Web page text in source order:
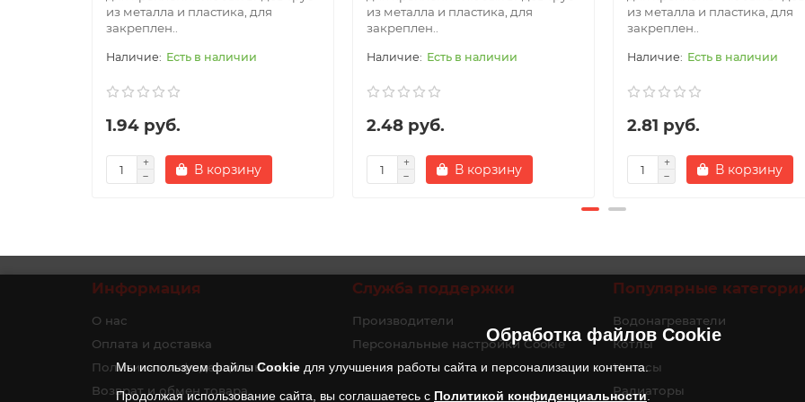
Обработка файлов Cookie
Мы используем файлыCookie для улучшения работы сайта и персонализации контента.
Продолжая использование сайта, вы соглашаетесь с Политикой конфиденциальности.
из металла и пластика, для
закреплен..
Есть в наличии
1.94 руб.
В корзину
из металла и пластика, для
закреплен..
Есть в наличии
2.48 руб.
В корзину
из металла и пластика, для
закреплен..
Есть в наличии
2.81 руб.
В корзину
Информация
О нас
Оплата и доставка
Политика конфиденциальности
Возврат и обмен товара
Служба поддержки
Производители
Персональные настройки Cookie
Популярные
Водонагреватели
Котлы
Насосы
Радиаторы